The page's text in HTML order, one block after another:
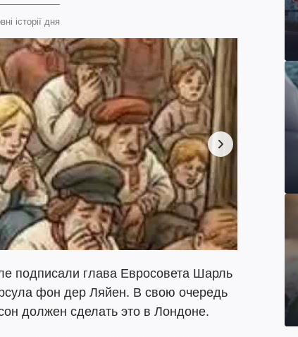
історії дня
подписали глава Евросовета Шарль
фон дер Ляйен. В свою очередь
должен сделать это в Лондоне.